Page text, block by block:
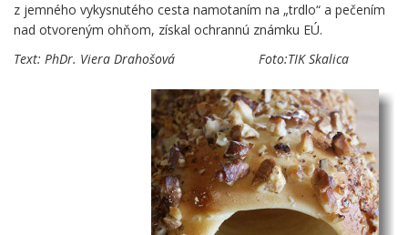
z jemného vykysnutého cesta namotaním na „trdlo“ a pečením
nad otvoreným ohňom, získal ochrannú známku EÚ.
Text: PhDr. Viera Drahošová Foto:TIK Skalica